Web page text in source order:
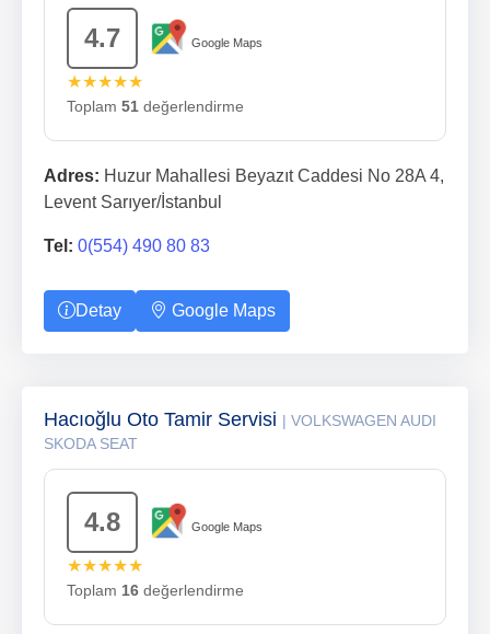
4.7 Google Maps
★★★★★
Toplam 51 değerlendirme
Adres: Huzur Mahallesi Beyazıt Caddesi No 28A 4,
Levent Sarıyer/İstanbul
Tel: 0(554) 490 80 83
Detay Google Maps
Hacıoğlu Oto Tamir Servisi | VOLKSWAGEN AUDI
SKODA SEAT
4.8 Google Maps
★★★★★
Toplam 16 değerlendirme